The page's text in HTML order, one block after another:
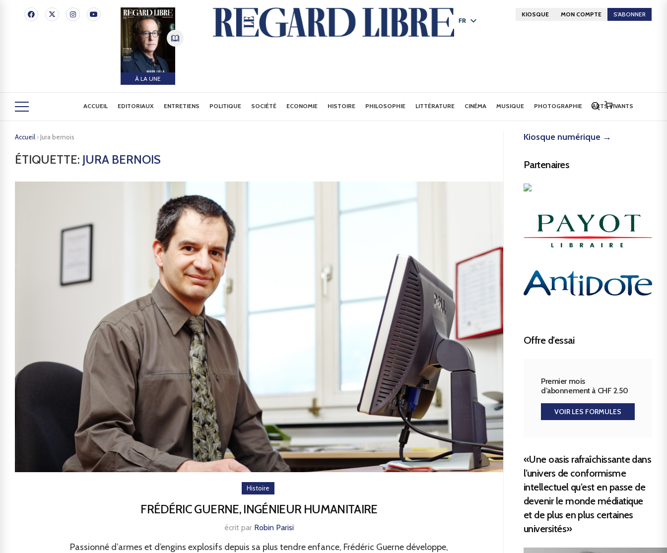
À LA UNE
FR
KIOSQUE MON COMPTE S'ABONNER
ACCUEIL EDITORIAUX ENTRETIENS POLITIQUE SOCIÉTÉ ECONOMIE HISTOIRE PHILOSOPHIE LITTÉRATURE CINÉMA MUSIQUE PHOTOGRAPHIE ARTS VIVANTS
Accueil › Jura bernois
ÉTIQUETTE: JURA BERNOIS
Histoire
FRÉDÉRIC GUERNE, INGÉNIEUR HUMANITAIRE
écrit par Robin Parisi
Passionné d’armes et d’engins explosifs depuis sa plus tendre enfance, Frédéric Guerne développe,
Kiosque numérique →
Partenaires
Offre d’essai
Premier mois
d’abonnement à CHF 2.50
VOIR LES FORMULES
«Une oasis rafraîchissante dans
l’univers de conformisme
intellectuel qu’est en passe de
devenir le monde médiatique
et de plus en plus certaines
universités»